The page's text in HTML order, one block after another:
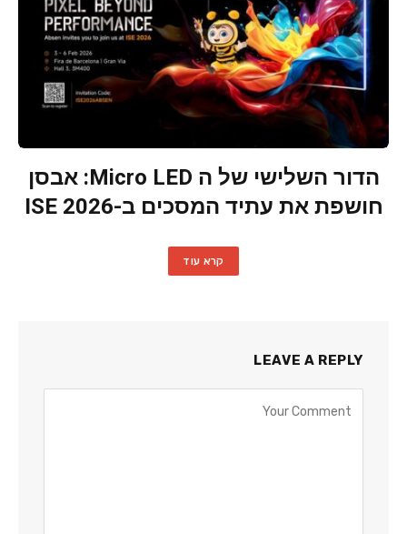
הדור השלישי של ה Micro LED: אבסן
חושפת את עתיד המסכים ב-ISE 2026
קרא עוד
LEAVE A REPLY